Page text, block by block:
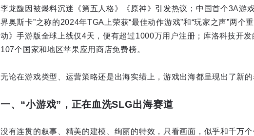
李龙馥因被爆料沉迷《第五人格》《原神》引发热议；中国首个3A游
界奥斯卡”之称的2024年TGA上荣获“最佳动作游戏”和“玩家之声”两个
动》手游版全球上线仅4天，便有超过1000万用户注册；库洛科技开
107个国家和地区苹果应用商店免费榜。
无论在游戏类型、运营策略还是出海实绩上，游戏出海都呈现出了新的
一、“小游戏”，正在血洗SLG出海赛道
没有连贯的叙事、精美的建模、绚丽的特效，只看画面，似乎和千万